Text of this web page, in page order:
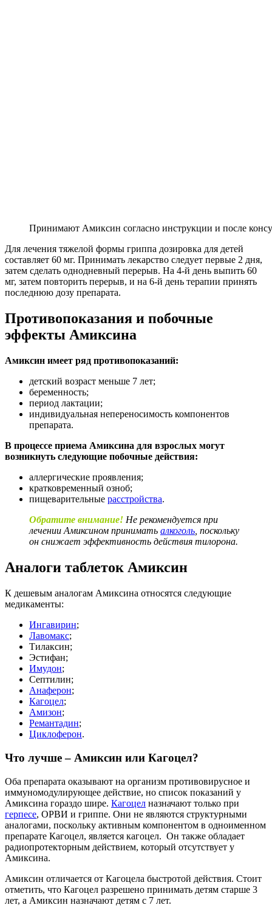
Принимают Амиксин согласно инструкции и после
Для лечения тяжелой формы гриппа дозировка для детей
составляет 60 мг. Принимать лекарство следует первые 2 дня,
затем сделать однодневный перерыв. На 4-й день выпить 60
мг, затем повторить перерыв, и на 6-й день терапии принять
последнюю дозу препарата.
Противопоказания и побочные
эффекты Амиксина
Амиксин имеет ряд противопоказаний:
детский возраст меньше 7 лет;
беременность;
период лактации;
индивидуальная непереносимость компонентов
препарата.
В процессе приема Амиксина для взрослых могут
возникнуть следующие побочные действия:
аллергические проявления;
кратковременный озноб;
пищеварительные расстройства.
Обратите внимание! Не рекомендуется при
лечении Амиксином принимать алкоголь , поскольку
он снижает эффективность действия тилорона.
Аналоги таблеток Амиксин
К дешевым аналогам Амиксина относятся следующие
медикаменты:
Ингавирин;
Лавомакс;
Тилаксин;
Эстифан;
Имудон;
Септилин;
Анаферон;
Кагоцел;
Амизон;
Ремантадин;
Циклоферон.
Что лучше – Амиксин или Кагоцел?
Оба препарата оказывают на организм противовирусное и
иммуномодулирующее действие, но список показаний у
Амиксина гораздо шире. Кагоцел назначают только при
герпесе, ОРВИ и гриппе. Они не являются структурными
аналогами, поскольку активным компонентом в одноименном
препарате Кагоцел, является кагоцел. Он также обладает
радиопротекторным действием, который отсутствует у
Амиксина.
Амиксин отличается от Кагоцела быстротой действия. Стоит
отметить, что Кагоцел разрешено принимать детям старше 3
лет, а Амиксин назначают детям с 7 лет.